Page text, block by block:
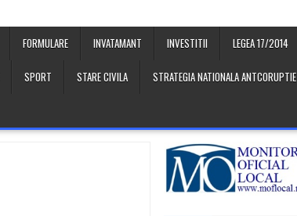
FORMULARE INVATAMANT INVESTITII LEGEA 17/2014
SPORT STARE CIVILA STRATEGIA NATIONALA ANTCORUPTIE